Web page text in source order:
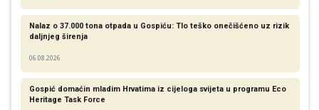
Nalaz o 37.000 tona otpada u Gospiću: Tlo teško onečišćeno uz rizik
daljnjeg širenja
06.08.2026
Gospić domaćin mladim Hrvatima iz cijeloga svijeta u programu Eco
Heritage Task Force